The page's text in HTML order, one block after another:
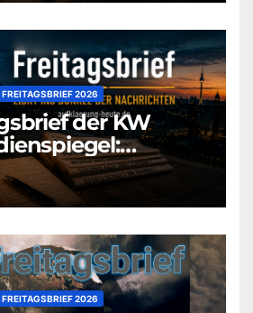
FREITAGSBRIEF 2026
der KW
heute.de]
FREITAGSBRIEF 2026